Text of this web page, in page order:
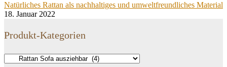
Natürliches Rattan als nachhaltiges und umweltfreundliches Material
18. Januar 2022
Produkt-Kategorien